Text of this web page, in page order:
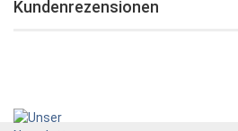
Kundenrezensionen